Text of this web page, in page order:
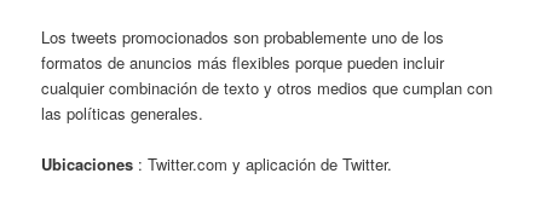
Los tweets promocionados son probablemente uno de los
formatos de anuncios más flexibles porque pueden incluir
cualquier combinación de texto y otros medios que cumplan con
las políticas generales.
Ubicaciones : Twitter.com y aplicación de Twitter.